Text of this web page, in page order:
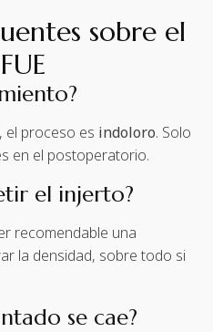
sobre el
el proceso es indoloro. Solo
en el postoperatorio.
el injerto?
recomendable una
la densidad, sobre todo si
se cae?